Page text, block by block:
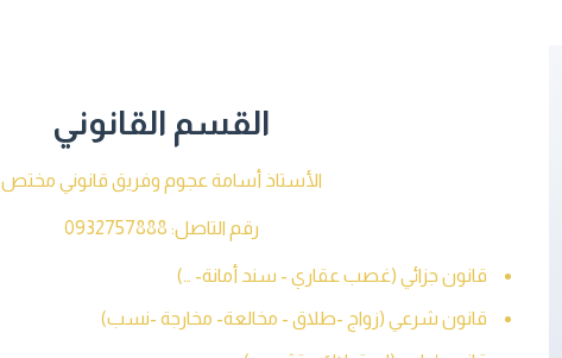
القسم القانوني
الأستاذ أسامة عجوم وفريق قانوني مختص
رقم التاصل: 0932757888
قانون جزائي (غصب عقاري - سند أمانة- …)
قانون شرعي (زواج -طلاق - مخالعة- مخارجة -نسب)